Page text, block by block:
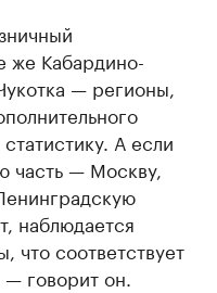
же Кабардино-
— регионы,
А если
часть — Москву,
наблюдается
что соответствует
говорит он.